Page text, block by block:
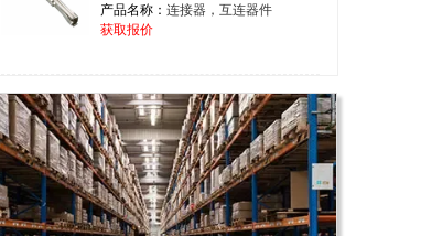
产品名称： 连接器，互连器件
获取报价